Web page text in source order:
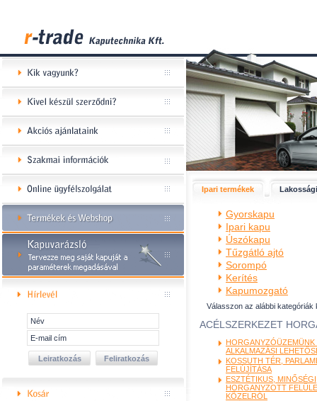
Ipari termékek
Gyorskapu
Ipari kapu
Úszókapu
Tűzgátló ajtó
Sorompó
Kerítés
Kapumozgató
Válasszon az alábbi kategóriák
ACÉLSZERKEZET
ALKALMAZÁSI
KOSSUTH TÉR,
FELÚJÍTÁSA
ESZTÉTIKUS, MINŐSÉGI
HORGANYZOTT
KÖZELRŐL